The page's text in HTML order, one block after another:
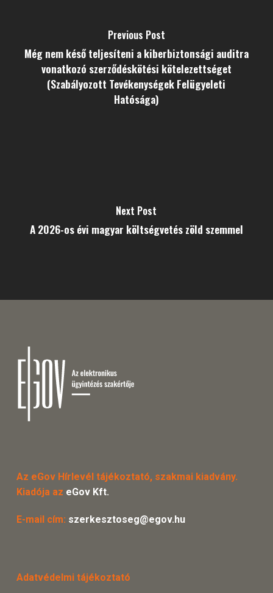
Previous Post
Még nem késő teljesíteni a kiberbiztonsági auditra
vonatkozó szerződéskötési kötelezettséget
(Szabályozott Tevékenységek Felügyeleti
Hatósága)
Next Post
A 2026-os évi magyar költségvetés zöld szemmel
Az eGov Hírlevél tájékoztató, szakmai kiadvány.
Kiadója az eGov Kft.
E-mail cím: szerkesztoseg@egov.hu
Adatvédelmi tájékoztató